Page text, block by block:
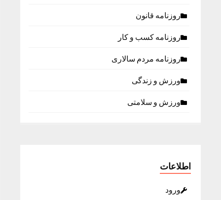
روزنامه قانون
روزنامه كسب و كار
روزنامه مردم سالاری
ورزش و زندگی
ورزش و سلامتی
اطلاعات
ورود